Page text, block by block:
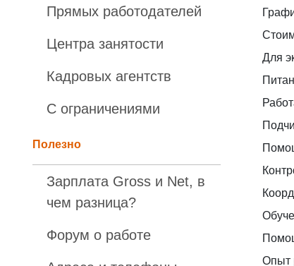
Прямых работодателей
Центра занятости
Кадровых агентств
С ограничениями
Полезно
Зарплата Gross и Net, в
чем разница?
Форум о работе
Для
Опыт